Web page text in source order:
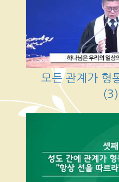
모든 관계가 형
(3)